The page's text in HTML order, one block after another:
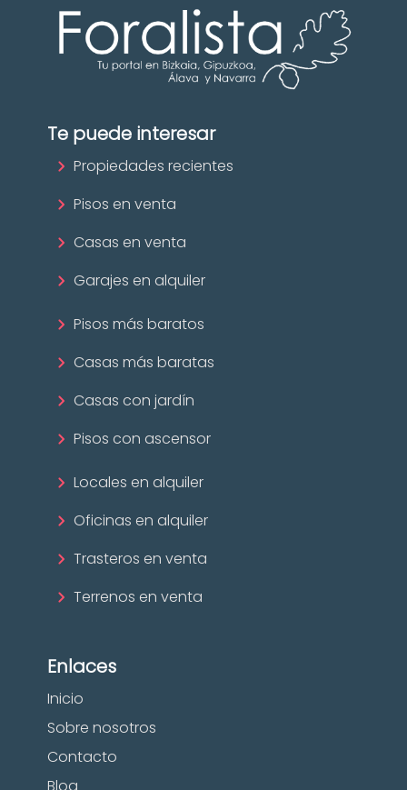
Te puede interesar
Propiedades recientes
Pisos en venta
Casas en venta
Garajes en alquiler
Pisos más baratos
Casas más baratas
Casas con jardín
Pisos con ascensor
Locales en alquiler
Oficinas en alquiler
Trasteros en venta
Terrenos en venta
Enlaces
Inicio
Sobre nosotros
Contacto